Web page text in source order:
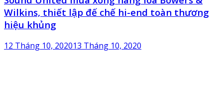
Wilkins, thiết lập đế chế hi-end toàn thương
hiệu khủng
12 Tháng 10, 202013 Tháng 10, 2020